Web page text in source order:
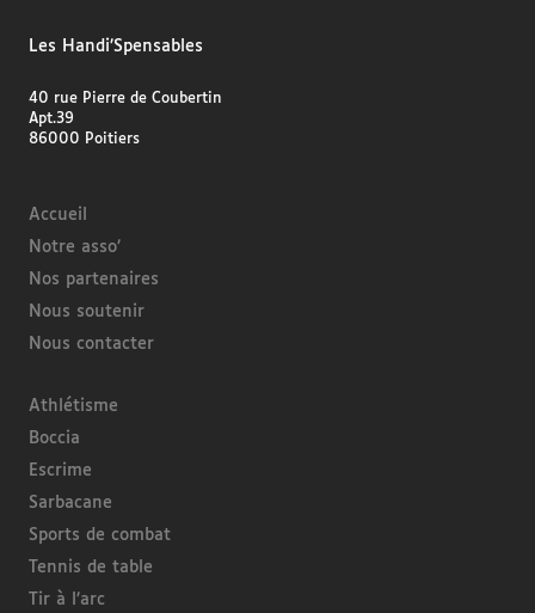
Les Handi’Spensables
40 rue Pierre de Coubertin
Apt.39
86000 Poitiers
Accueil
Notre asso’
Nos partenaires
Nous soutenir
Nous contacter
Athlétisme
Boccia
Escrime
Sarbacane
Sports de combat
Tennis de table
Tir à l’arc